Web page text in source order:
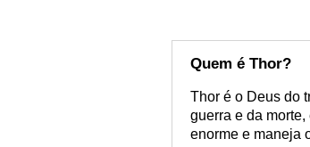
Quem é Thor?
Thor é o Deus do
guerra e da
enorme e maneja